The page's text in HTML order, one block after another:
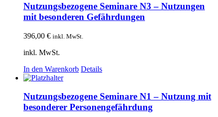
Nutzungsbezogene Seminare N3 – Nutzungen
mit besonderen Gefährdungen
396,00 € inkl. MwSt.
inkl. MwSt.
In den Warenkorb Details
Nutzungsbezogene Seminare N1 – Nutzung mit
besonderer Personengefährdung